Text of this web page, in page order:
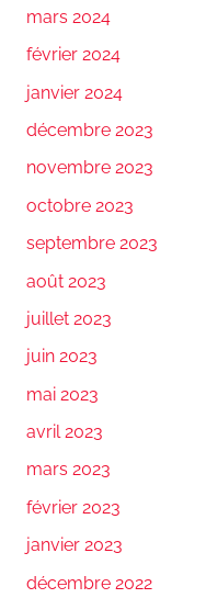
mars 2024
février 2024
janvier 2024
décembre 2023
novembre 2023
octobre 2023
septembre 2023
août 2023
juillet 2023
juin 2023
mai 2023
avril 2023
mars 2023
février 2023
janvier 2023
décembre 2022